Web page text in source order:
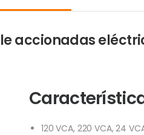
accionadas
120 VCA, 220 VCA, 24